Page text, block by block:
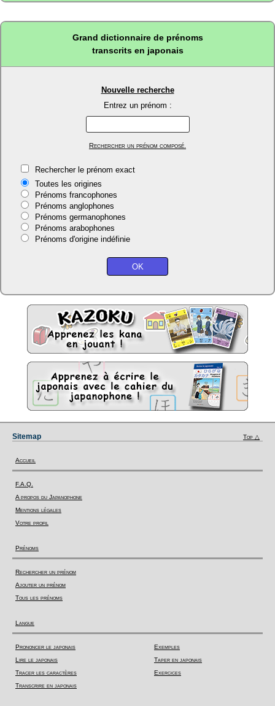
Grand dictionnaire de prénoms
transcrits en japonais
Nouvelle recherche
Entrez un prénom :
Rechercher un prénom composé.
Rechercher le prénom exact
Toutes les origines
Prénoms francophones
Prénoms anglophones
Prénoms germanophones
Prénoms arabophones
Prénoms d'origine indéfinie
Sitemap Top △
Accueil
F.A.Q.
A propos du Japanophone
Mentions légales
Votre profil
Prénoms
Rechercher un prénom
Ajouter un prénom
Tous les prénoms
Langue
Prononcer le japonais
Lire le japonais
Tracer les caractères
Transcrire en japonais
Exemples
Taper en japonais
Exercices